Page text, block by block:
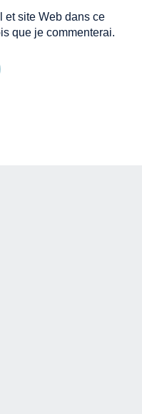
et site Web dans ce
que je commenterai.